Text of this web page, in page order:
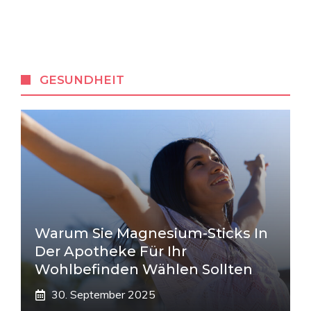
GESUNDHEIT
Warum Sie Magnesium-Sticks In
Der Apotheke Für Ihr
Wohlbefinden Wählen Sollten
30. September 2025